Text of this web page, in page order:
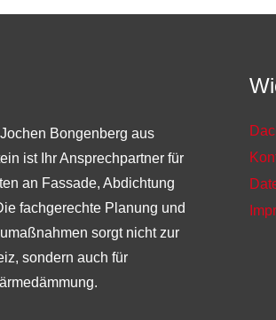
Bongenberg aus
ist Ihr Ansprechpartner für
an Fassade, Abdichtung
fachgerechte Planung und
sorgt nicht zur
sondern auch für